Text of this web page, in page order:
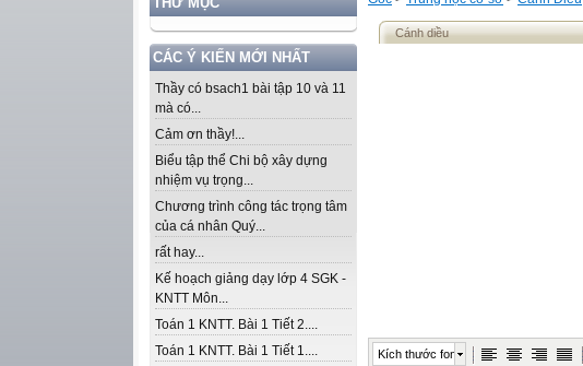
CÁC Ý KIẾN MỚI NHẤT
Thầy có bsach1 bài tập 10 và 11
mà có...
Cảm ơn thầy!...
Biểu tập thể Chi bộ xây dựng
nhiệm vụ trọng...
Chương trình công tác trọng tâm
của cá nhân Quý...
rất hay...
Kế hoạch giảng dạy lớp 4 SGK -
KNTT Môn...
Toán 1 KNTT. Bài 1 Tiết 2....
Toán 1 KNTT. Bài 1 Tiết 1....
Cánh diều
Kích thước font